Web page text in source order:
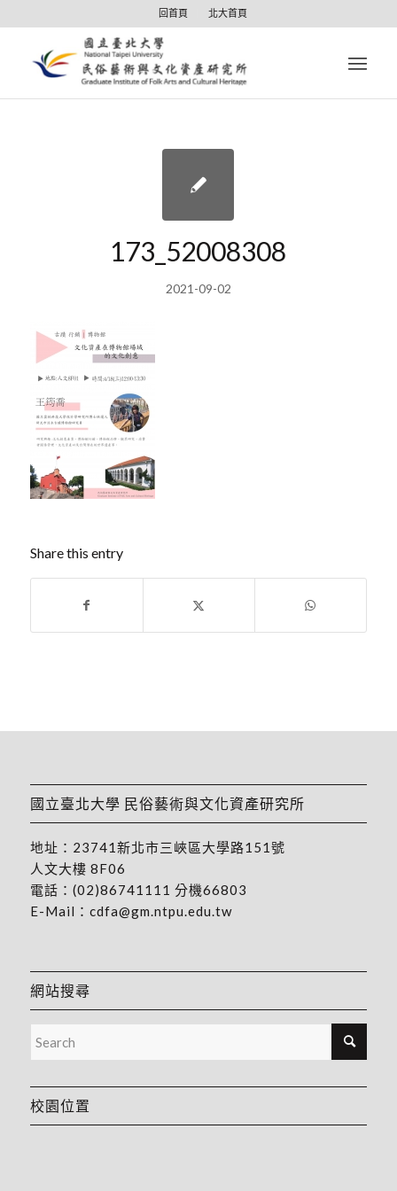
回首頁 北大首頁
173_52008308
2021-09-02
Share this entry
國立臺北大學 民俗藝術與文化資產研究所
地址： 23741新北市三峽區大學路151號
人文大樓 8F06
電話： (02)86741111 分機66803
E-Mail： cdfa@gm.ntpu.edu.tw
網站搜尋
校園位置